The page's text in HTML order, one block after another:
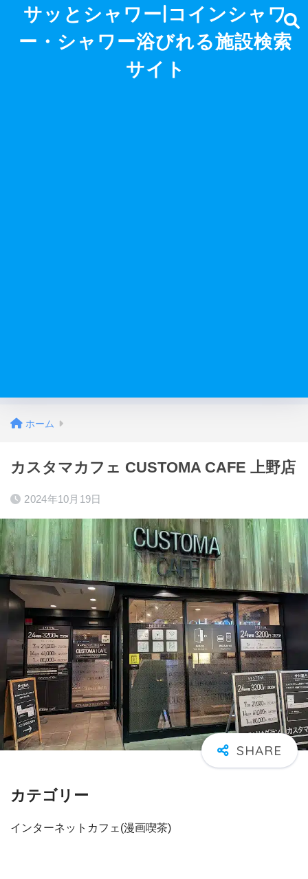
サッとシャワー|コインシャワ
ー・シャワー浴びれる施設検索
サイト
ホーム
カスタマカフェ CUSTOMA CAFE 上野店
2024年10月19日
カテゴリー
インターネットカフェ(漫画喫茶)